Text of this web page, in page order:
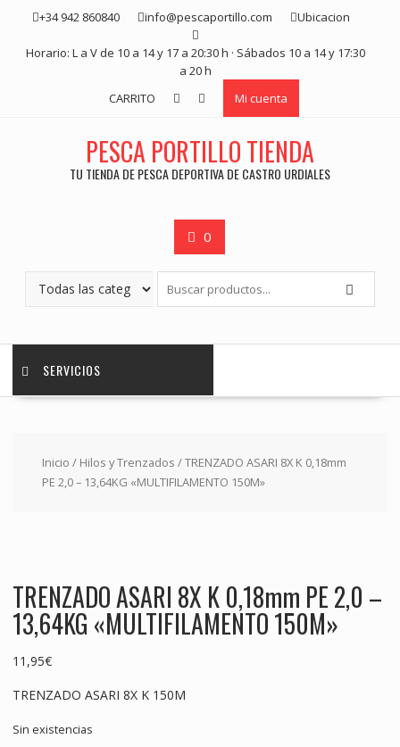
+34 942 860840 info@pescaportillo.com Ubicacion
Horario: L a V de 10 a 14 y 17 a 20:30 h · Sábados 10 a 14 y 17:30
a 20 h
CARRITO
Mi cuenta
PESCA PORTILLO TIENDA
TU TIENDA DE PESCA DEPORTIVA DE CASTRO URDIALES
0
SERVICIOS
Inicio / Hilos y Trenzados / TRENZADO ASARI 8X K 0,18mm
PE 2,0 – 13,64KG «MULTIFILAMENTO 150M»
TRENZADO ASARI 8X K 0,18mm PE 2,0 –
13,64KG «MULTIFILAMENTO 150M»
11,95€
TRENZADO ASARI 8X K 150M
Sin existencias